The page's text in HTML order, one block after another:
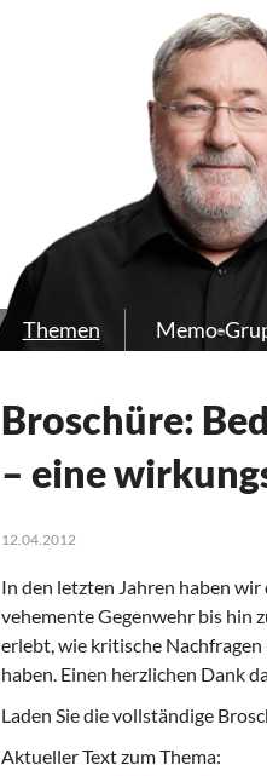
Themen Memo-
Broschüre:
– eine
12.04.2012
In den letzten Jahren haben wir
vehemente Gegenwehr bis hin
erlebt, wie kritische
haben. Einen herzlichen Dank
Laden Sie die vollständige
Aktueller Text zum Thema: